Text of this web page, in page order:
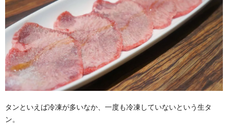
タンといえば冷凍が多いなか、一度も冷凍していないという生タ
ン。